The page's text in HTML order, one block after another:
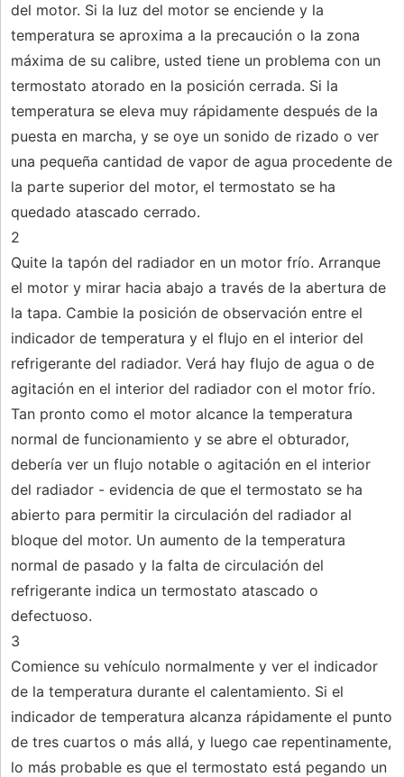
del motor. Si la luz del motor se enciende y la
temperatura se aproxima a la precaución o la zona
máxima de su calibre, usted tiene un problema con un
termostato atorado en la posición cerrada. Si la
temperatura se eleva muy rápidamente después de la
puesta en marcha, y se oye un sonido de rizado o ver
una pequeña cantidad de vapor de agua procedente de
la parte superior del motor, el termostato se ha
quedado atascado cerrado.
2
Quite la tapón del radiador en un motor frío. Arranque
el motor y mirar hacia abajo a través de la abertura de
la tapa. Cambie la posición de observación entre el
indicador de temperatura y el flujo en el interior del
refrigerante del radiador. Verá hay flujo de agua o de
agitación en el interior del radiador con el motor frío.
Tan pronto como el motor alcance la temperatura
normal de funcionamiento y se abre el obturador,
debería ver un flujo notable o agitación en el interior
del radiador - evidencia de que el termostato se ha
abierto para permitir la circulación del radiador al
bloque del motor. Un aumento de la temperatura
normal de pasado y la falta de circulación del
refrigerante indica un termostato atascado o
defectuoso.
3
Comience su vehículo normalmente y ver el indicador
de la temperatura durante el calentamiento. Si el
indicador de temperatura alcanza rápidamente el punto
de tres cuartos o más allá, y luego cae repentinamente,
lo más probable es que el termostato está pegando un